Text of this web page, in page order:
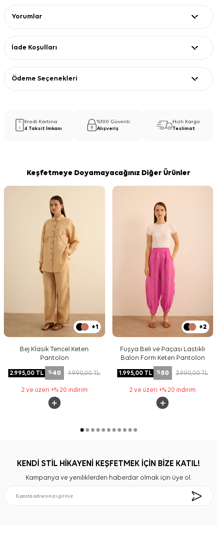
Yorumlar
İade Koşulları
Ödeme Seçenekleri
Kredi Kartına
4 Taksit İmkanı
%100 Güvenli
Alışveriş
Hızlı Kargo
Teslimat
Keşfetmeye Doyamayacağınız Diğer Ürünler
+1
Bej Klasik Tencel Keten
Pantolon
2.995,00 TL %40 4.990,00TL
2 ve üzeri +% 20 indirim
+2
Fuşya Beli ve Paçası Lastikli
Balon Form Keten Pantolon
1.995,00TL %50 3.990,00TL
2 ve üzeri +% 20 indirim
KENDİ STİL HİKAYENİ KEŞFETMEK İÇİN BİZE KATIL!
Kampanya ve yeniliklerden haberdar olmak için üye ol.